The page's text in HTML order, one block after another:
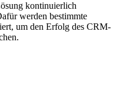
kontinuierlich
werden bestimmte
um den Erfolg des CRM-